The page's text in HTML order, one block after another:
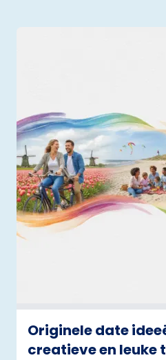
Originele date
creatieve en leuke